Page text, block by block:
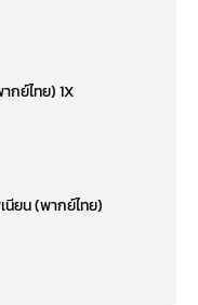
กย์ไทย) 1X
ยน (พากย์ไทย)